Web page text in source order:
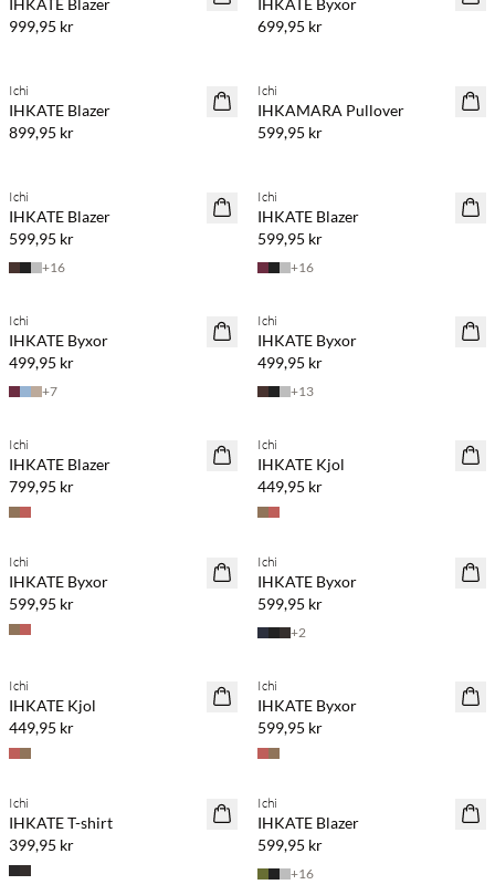
IHKATE Blazer
999,95 kr
IHKATE Byxor
699,95 kr
NYHET
Ichi
IHKATE Blazer
899,95 kr
NYHET
Ichi
IHKAMARA Pullover
599,95 kr
NYHET
Ichi
IHKATE Blazer
599,95 kr
+16
NYHET
Ichi
IHKATE Blazer
599,95 kr
+16
NYHET
Ichi
IHKATE Byxor
499,95 kr
+7
NYHET
Ichi
IHKATE Byxor
499,95 kr
+13
NYHET
Ichi
IHKATE Blazer
799,95 kr
NYHET
Ichi
IHKATE Kjol
449,95 kr
NYHET
Köp min. 2 & spara 20 %
Ichi
IHKATE Byxor
599,95 kr
NYHET
Köp min. 2 & spara 20 %
Ichi
IHKATE Byxor
599,95 kr
+2
NYHET
Ichi
IHKATE Kjol
449,95 kr
NYHET
Ichi
IHKATE Byxor
599,95 kr
NYHET
Köp min. 2 & spara 20 %
Ichi
IHKATE T-shirt
399,95 kr
NYHET
Köp min. 2 & spara 20 %
Ichi
IHKATE Blazer
599,95 kr
+16